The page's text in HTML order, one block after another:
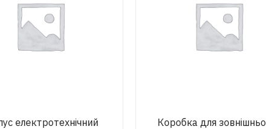
електротехнічний
Коробка для